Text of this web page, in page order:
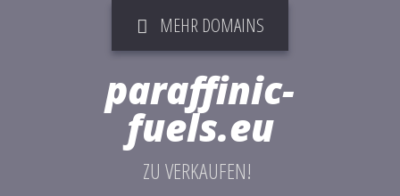
paraffinic-fuels.eu
ZU VERKAUFEN!
MEHR DOMAINS